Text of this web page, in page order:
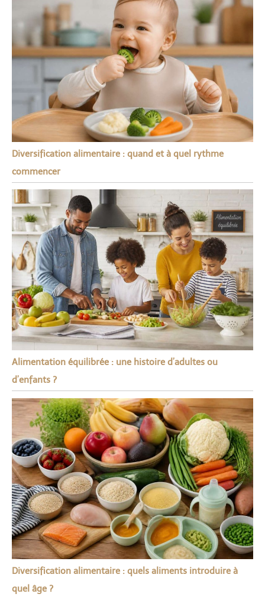
Diversification alimentaire : quand et à quel rythme
commencer
Alimentation équilibrée : une histoire d’adultes ou
d’enfants ?
Diversification alimentaire : quels aliments introduire à
quel âge ?